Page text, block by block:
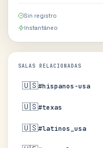
Sin registro
Instantáneo
SALAS RELACIONADAS
🇺🇸#hispanos-usa
🇺🇸#texas
🇺🇸#latinos_usa